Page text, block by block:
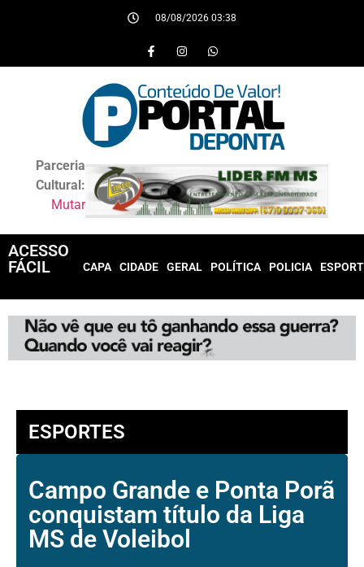
08/08/2026 03:38
Parceria
Cultural:
Mutar
ACESSO
FÁCIL
CAPA CIDADE GERAL POLÍTICA POLICIA
ESPORTES
Campo Grande e Ponta Porã
conquistam título da Liga
MS de Voleibol